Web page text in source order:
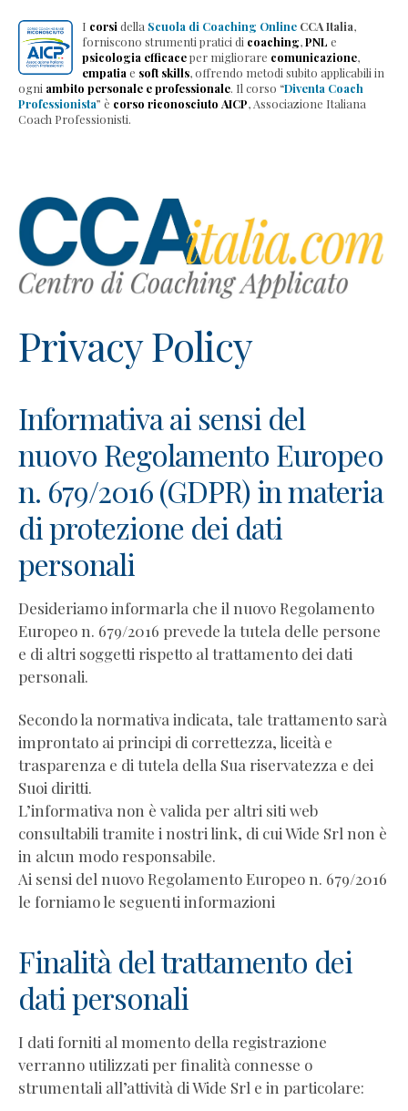
Home
-
CCA
Italia
-
Corsi
Le
4
Intelligenze
Coaching
Diventa
Professionista
Wellness
Coaching
per
Professionisti
Parent
Teen
Coaching
per
Docenti
Italia
Charbel
Ibrahim
Debora
Conti
Denise
Celi
Ghiotto
Budini
Articoli
sul
I corsi della Scuola di Coaching Online CCA Italia,
forniscono strumenti pratici di coaching,PNL e
psicologia efficaceper migliorare comunicazione,
empatia e soft skills, offrendo metodi subito applicabili in
ogni ambito personale e professionale. Il corso “Diventa Coach
Professionista” è corso riconosciuto AICP, Associazione Italiana
Coach Professionisti.
Privacy Policy
Informativa ai sensi del
nuovo Regolamento Europeo
n. 679/2016 (GDPR) in materia
di protezione dei dati
personali
Desideriamo informarla che il nuovo Regolamento
Europeo n. 679/2016 prevede la tutela delle persone
e di altri soggetti rispetto al trattamento dei dati
personali.
Secondo la normativa indicata, tale trattamento sarà
improntato ai principi di correttezza, liceità e
trasparenza e di tutela della Sua riservatezza e dei
Suoi diritti.
L’informativa non è valida per altri siti web
consultabili tramite i nostri link, di cui Wide Srl non è
in alcun modo responsabile.
Ai sensi del nuovo Regolamento Europeo n. 679/2016
le forniamo le seguenti informazioni
Finalità del trattamento dei
dati personali
I dati forniti al momento della registrazione
verranno utilizzati per finalità connesse o
strumentali all’attività di Wide Srl e in particolare: